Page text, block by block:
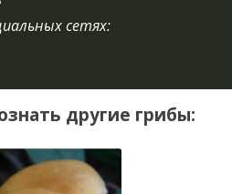
сетях:
другие грибы: